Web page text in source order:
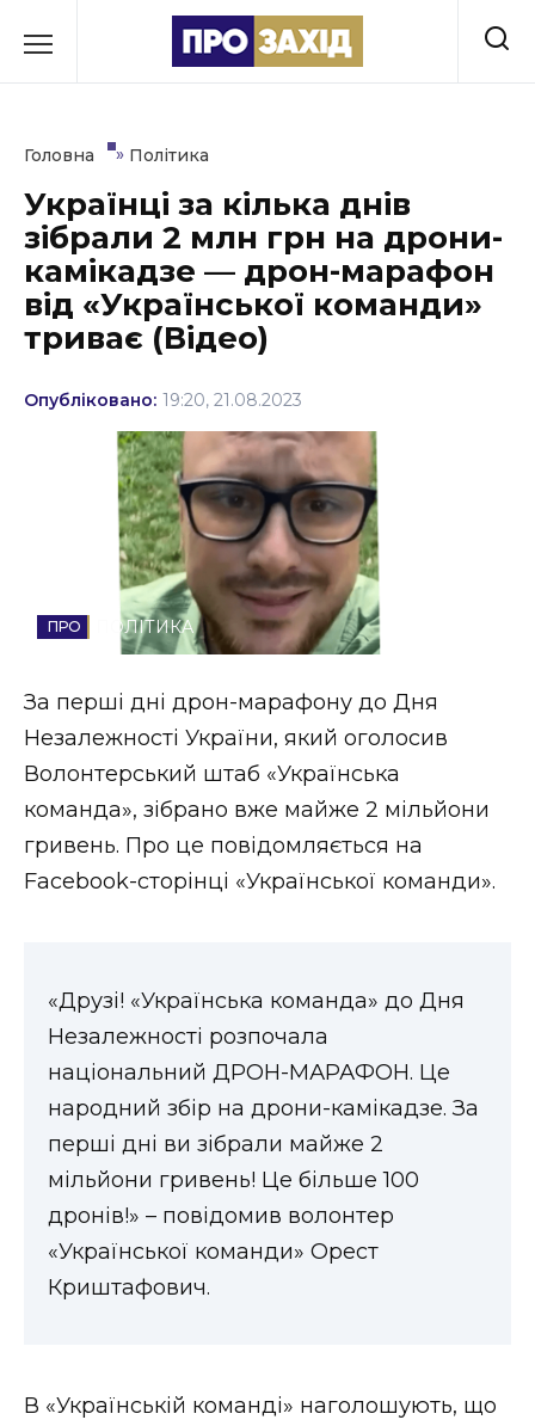
до
Культура
Освіта
Події
Політика
Соціум
Стиль життя
Втрачений Ужгород
ЗАКАРПАТСЬКІ НОВИНИ
НОВИНИ ЗАХІДНОЇ УКРАЇНИ
ФОТО
ВІДЕО
Головна » Політика
Українці за кілька днів
зібрали 2 млн грн на дрони-
камікадзе — дрон-марафон
від «Української команди»
триває (Відео)
Опубліковано: 19:20, 21.08.2023
ПОЛІТИКА
За перші дні дрон-марафону до Дня
Незалежності України, який оголосив
Волонтерський штаб «Українська
команда», зібрано вже майже 2 мільйони
гривень. Про це повідомляється на
Facebook-сторінці «Української команди».
«Друзі! «Українська команда» до Дня
Незалежності розпочала
національний ДРОН-МАРАФОН. Це
народний збір на дрони-камікадзе. За
перші дні ви зібрали майже 2
мільйони гривень! Це більше 100
дронів!» – повідомив волонтер
«Української команди» Орест
Криштафович.
В «Українській команді» наголошують, що